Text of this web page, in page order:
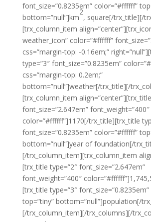
font_size=”0.8235em” color=”#ffffff”
bottom=”null”]km
2
, square[/trx_title][/
[trx_column_item
weather_icon” color=”#ffffff”
css=”margin-top: -0.16em;”
type=”3″ font_size=”0.8235em”
css=”margin-top: 0.2em;”
bottom=”null”]weather[/trx_title][/
[trx_column_item
font_size=”2.647em” font_weight=”400″
color=”#ffffff”]1170[/trx_title][trx_title
font_size=”0.8235em” color=”#ffffff”
bottom=”null”]year of foundation[/
[/trx_column_item][trx_column_item
[trx_title type=”2″ font_size=”2.647em”
font_weight=”400″
[trx_title type=”3″
top=”tiny” bottom=”null”]population[/
[/trx_column_item][/trx_columns][/